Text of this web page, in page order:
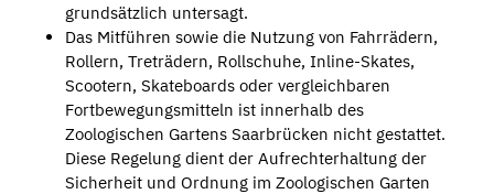
grundsätzlich untersagt.
Das Mitführen sowie die Nutzung von Fahrrädern,
Rollern, Treträdern, Rollschuhe, Inline-Skates,
Scootern, Skateboards oder vergleichbaren
Fortbewegungsmitteln ist innerhalb des
Zoologischen Gartens Saarbrücken nicht gestattet.
Diese Regelung dient der Aufrechterhaltung der
Sicherheit und Ordnung im Zoologischen Garten